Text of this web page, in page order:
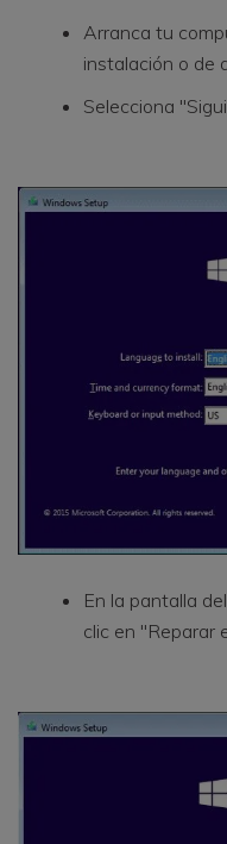
Arranca tu
instalación o de
Selecciona
En la pantalla
clic en "Reparar